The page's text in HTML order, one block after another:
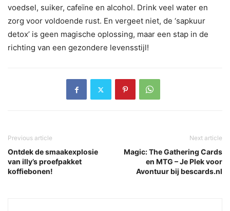
voedsel, suiker, cafeïne en alcohol. Drink veel water en
zorg voor voldoende rust. En vergeet niet, de ‘sapkuur
detox’ is geen magische oplossing, maar een stap in de
richting van een gezondere levensstijl!
Previous article
Ontdek de smaakexplosie
van illy’s proefpakket
koffiebonen!
Next article
Magic: The Gathering Cards
en MTG – Je Plek voor
Avontuur bij bescards.nl